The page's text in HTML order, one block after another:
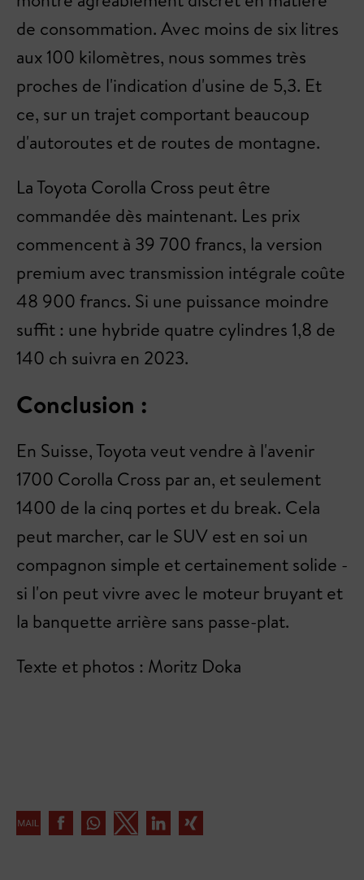
de consommation. Avec moins de six litres
aux 100 kilomètres, nous sommes très
proches de l'indication d'usine de 5,3. Et
ce, sur un trajet comportant beaucoup
d'autoroutes et de routes de montagne.
La Toyota Corolla Cross peut être
commandée dès maintenant. Les prix
commencent à 39 700 francs, la version
premium avec transmission intégrale coûte
48 900 francs. Si une puissance moindre
suffit : une hybride quatre cylindres 1,8 de
140 ch suivra en 2023.
Conclusion :
En Suisse, Toyota veut vendre à l'avenir
1700 Corolla Cross par an, et seulement
1400 de la cinq portes et du break. Cela
peut marcher, car le SUV est en soi un
compagnon simple et certainement solide -
si l'on peut vivre avec le moteur bruyant et
la banquette arrière sans passe-plat.
Texte et photos : Moritz Doka